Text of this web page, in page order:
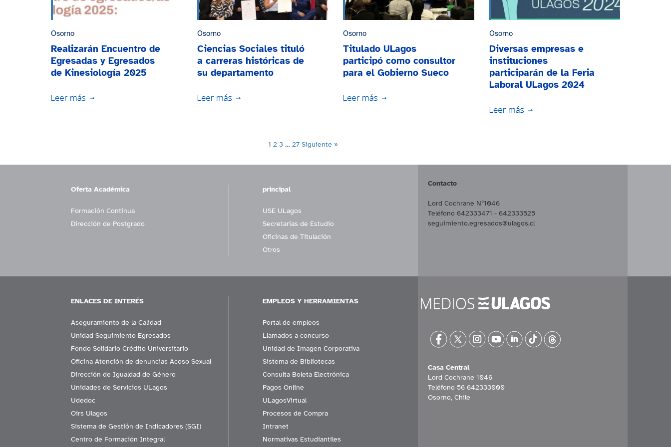
Osorno
Realizarán Encuentro de
Egresadas y Egresados
de Kinesiología 2025
Osorno
Ciencias Sociales tituló
a carreras históricas de
su departamento
Osorno
Titulado ULagos
participó como consultor
para el Gobierno Sueco
Osorno
Diversas empresas e
instituciones
participarán de la Feria
Laboral ULagos 2024
1 2 3 … 27 Siguiente »
Oferta Académica
Formación Continua
Dirección de Postgrado
principal
USE ULagos
Secretarías de Estudio
Oficinas de Titulación
Otros
Contacto
Lord Cochrane Nº1046
Teléfono 642333471 - 642333525
seguimiento.egresados@ulagos.cl
ENLACES DE INTERÉS
Aseguramiento de la Calidad
Unidad Seguimiento Egresados
Fondo Solidario Crédito Universitario
Oficina Atención de denuncias Acoso Sexual
Dirección de Igualdad de Género
Unidades de Servicios ULagos
Udedoc
Oirs Ulagos
Sistema de Gestión de Indicadores (SGI)
Centro de Formación Integral
EMPLEOS Y HERRAMIENTAS
Portal de empleos
Llamados a concurso
Unidad de Imagen Corporativa
Sistema de Bibliotecas
Consulta Boleta Electrónica
Pagos Online
ULagosVirtual
Procesos de Compra
Intranet
Normativas Estudiantiles
Casa Central
Lord Cochrane 1046
Teléfono 56 642333000
Osorno, Chile